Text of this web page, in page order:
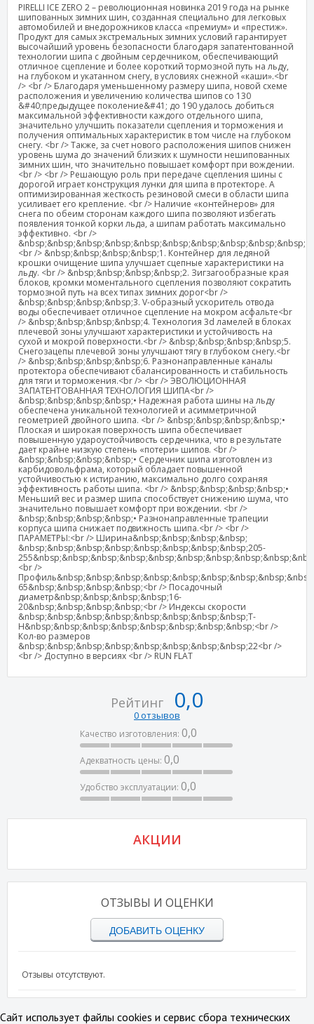
PIRELLI ICE ZERO 2 – революционная новинка 2019 года на рынке
шипованных зимних шин, созданная специально для легковых
автомобилей и внедорожников класса «премиум» и «престиж».
Продукт для самых экстремальных зимних условий гарантирует
высочайший уровень безопасности благодаря запатентованной
технологии шипа с двойным сердечником, обеспечивающий
отличное сцепление и более короткий тормозной путь на льду,
на глубоком и укатанном снегу, в условиях снежной «каши».<br
/> <br /> Благодаря уменьшенному размеру шипа, новой схеме
расположения и увеличению количества шипов со 130
&#40;предыдущее поколение&#41; до 190 удалось добиться
максимальной эффективности каждого отдельного шипа,
значительно улучшить показатели сцепления и торможения и
получения оптимальных характеристик в том числе на глубоком
снегу. <br /> Также, за счет нового расположения шипов снижен
уровень шума до значений близких к шумности нешипованных
зимних шин, что значительно повышает комфорт при вождении.
<br /> <br /> Решающую роль при передаче сцепления шины с
дорогой играет конструкция лунки для шипа в протекторе. А
оптимизированная жесткость резиновой смеси в области шипа
усиливает его крепление. <br /> Наличие «контейнеров» для
снега по обеим сторонам каждого шипа позволяют избегать
появления тонкой корки льда, а шипам работать максимально
эффективно. <br />
<br /> &nbsp;&nbsp;&nbsp;&nbsp;1. Контейнер для ледяной
крошки очищение шипа улучшает сцепные характеристики на
льду. <br /> &nbsp;&nbsp;&nbsp;&nbsp;2. Зигзагообразные края
блоков, кромки моментального сцепления позволяют сократить
тормозной путь на всех типах зимних дорог<br />
&nbsp;&nbsp;&nbsp;&nbsp;3. V-образный ускоритель отвода
воды обеспечивает отличное сцепление на мокром асфальте<br
/> &nbsp;&nbsp;&nbsp;&nbsp;4. Технология 3d ламелей в блоках
плечевой зоны улучшают характеристики и устойчивость на
сухой и мокрой поверхности.<br /> &nbsp;&nbsp;&nbsp;&nbsp;5.
Снегозацепы плечевой зоны улучшают тягу в глубоком снегу.<br
/> &nbsp;&nbsp;&nbsp;&nbsp;6. Разнонаправленные каналы
протектора обеспечивают сбалансированность и стабильность
для тяги и торможения.<br /> <br /> ЭВОЛЮЦИОННАЯ
ЗАПАТЕНТОВАННАЯ ТЕХНОЛОГИЯ ШИПА<br />
&nbsp;&nbsp;&nbsp;&nbsp;• Надежная работа шины на льду
обеспечена уникальной технологией и асимметричной
геометрией двойного шипа. <br /> &nbsp;&nbsp;&nbsp;&nbsp;•
Плоская и широкая поверхность шипа обеспечивает
повышенную удароустойчивость сердечника, что в результате
дает крайне низкую степень «потери» шипов. <br />
&nbsp;&nbsp;&nbsp;&nbsp;• Сердечник шипа изготовлен из
карбидовольфрама, который обладает повышенной
устойчивостью к истиранию, максимально долго сохраняя
эффективность работы шипа. <br /> &nbsp;&nbsp;&nbsp;&nbsp;•
Меньший вес и размер шипа способствует снижению шума, что
значительно повышает комфорт при вождении. <br />
&nbsp;&nbsp;&nbsp;&nbsp;• Разнонаправленные трапеции
корпуса шипа снижает подвижность шипа.<br /> <br />
ПАРАМЕТРЫ:<br /> Ширина&nbsp;&nbsp;&nbsp;&nbsp;
&nbsp;&nbsp;&nbsp;&nbsp;&nbsp;&nbsp;&nbsp;&nbsp;205-
<br />
65&nbsp;&nbsp;&nbsp;&nbsp;<br /> Посадочный
диаметр&nbsp;&nbsp;&nbsp;&nbsp;16-
20&nbsp;&nbsp;&nbsp;&nbsp;<br /> Индексы скорости
&nbsp;&nbsp;&nbsp;&nbsp;&nbsp;&nbsp;&nbsp;&nbsp;T-
H&nbsp;&nbsp;&nbsp;&nbsp;&nbsp;&nbsp;&nbsp;&nbsp;<br />
Кол-во размеров
&nbsp;&nbsp;&nbsp;&nbsp;&nbsp;&nbsp;&nbsp;&nbsp;22<br />
<br /> Доступно в версиях <br /> RUN FLAT
Рейтинг 0,0
0 отзывов
Качество изготовления: 0,0
Адекватность цены: 0,0
Удобство эксплуатации: 0,0
АКЦИИ
ОТЗЫВЫ И ОЦЕНКИ
ДОБАВИТЬ ОЦЕНКУ
Отзывы отсутствуют.
Сайт использует файлы cookies и сервис сбора технических